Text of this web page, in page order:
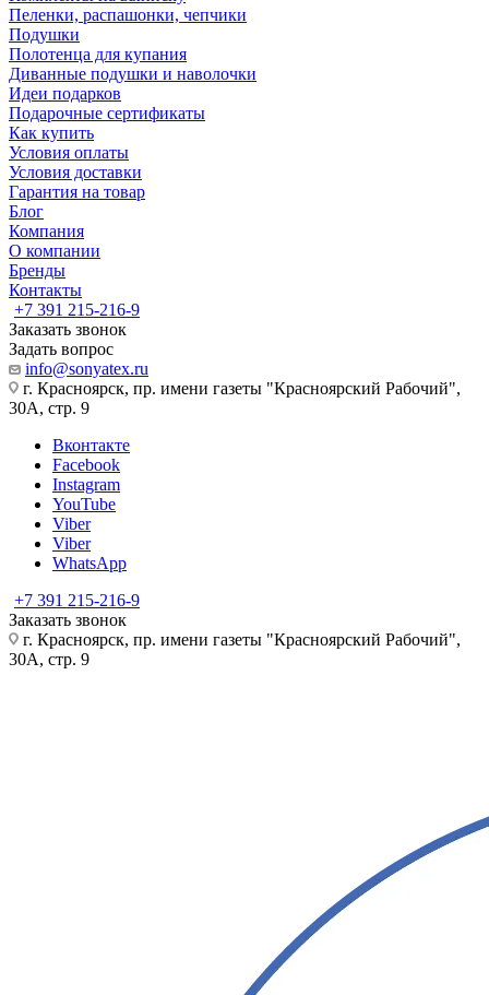
Пеленки, распашонки, чепчики
Подушки
Полотенца для купания
Диванные подушки и наволочки
Идеи подарков
Подарочные сертификаты
Как купить
Условия оплаты
Условия доставки
Гарантия на товар
Блог
Компания
О компании
Бренды
Контакты
+7 391 215-216-9
Заказать звонок
Задать вопрос
info@sonyatex.ru
г. Красноярск, пр. имени газеты "Красноярский Рабочий",
30А, стр. 9
Вконтакте
Facebook
Instagram
YouTube
Viber
Viber
WhatsApp
+7 391 215-216-9
Заказать звонок
г. Красноярск, пр. имени газеты "Красноярский Рабочий",
30А, стр. 9